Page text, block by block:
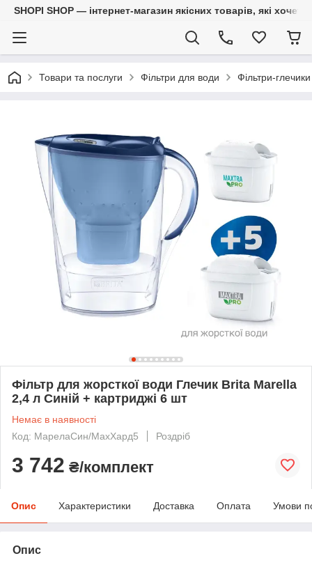
SHOPI SHOP — інтернет-магазин якісних товарів, які
Товари та послуги Фільтри для води Фільтри-
Фільтр для жорсткої води Глечик Brita Marella
2,4 л Синій + картриджі 6 шт
Немає в наявності
Код: МарелаСин/МахХард5
Роздріб
3 742 ₴/комплект
Опис Характеристики Доставка Оплата Умови
Опис